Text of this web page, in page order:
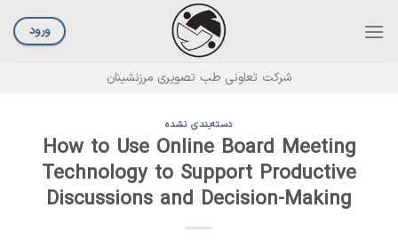
ورود
شرکت تعاونی طب تصویری مرزنشینان
دسته‌بندی نشده
How to Use Online Board Meeting
Technology to Support Productive
Discussions and Decision-Making